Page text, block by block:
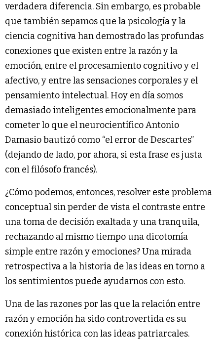
verdadera diferencia. Sin embargo, es probable
que también sepamos que la psicología y la
ciencia cognitiva han demostrado las profundas
conexiones que existen entre la razón y la
emoción, entre el procesamiento cognitivo y el
afectivo, y entre las sensaciones corporales y el
pensamiento intelectual. Hoy en día somos
demasiado inteligentes emocionalmente para
cometer lo que el neurocientífico Antonio
Damasio bautizó como “el error de Descartes”
(dejando de lado, por ahora, si esta frase es justa
con el filósofo francés).
¿Cómo podemos, entonces, resolver este problema
conceptual sin perder de vista el contraste entre
una toma de decisión exaltada y una tranquila,
rechazando al mismo tiempo una dicotomía
simple entre razón y emociones? Una mirada
retrospectiva a la historia de las ideas en torno a
los sentimientos puede ayudarnos con esto.
Una de las razones por las que la relación entre
razón y emoción ha sido controvertida es su
conexión histórica con las ideas patriarcales.